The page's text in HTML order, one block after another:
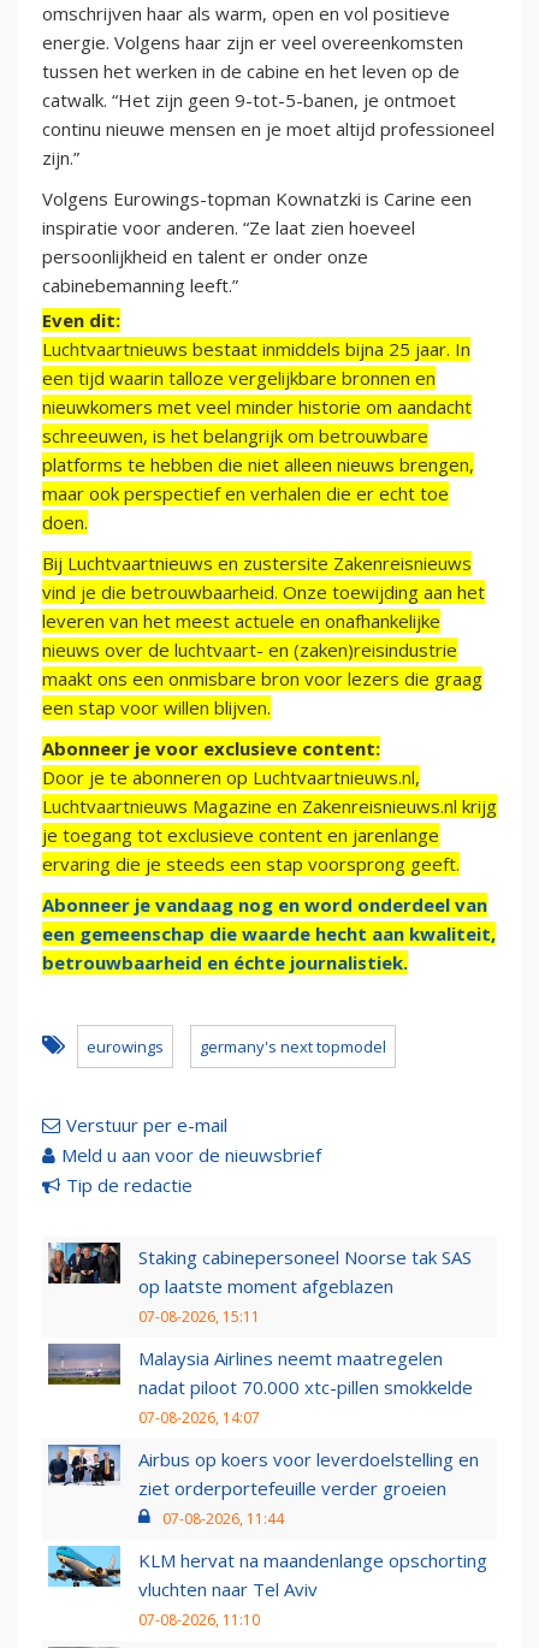
omschrijven haar als warm, open en vol positieve
energie. Volgens haar zijn er veel overeenkomsten
tussen het werken in de cabine en het leven op de
catwalk. “Het zijn geen 9-tot-5-banen, je ontmoet
continu nieuwe mensen en je moet altijd professioneel
zijn.”
Volgens Eurowings-topman Kownatzki is Carine een
inspiratie voor anderen. “Ze laat zien hoeveel
persoonlijkheid en talent er onder onze
cabinebemanning leeft.”
Even dit:
Luchtvaartnieuws bestaat inmiddels bijna 25 jaar. In
een tijd waarin talloze vergelijkbare bronnen en
nieuwkomers met veel minder historie om aandacht
schreeuwen, is het belangrijk om betrouwbare
platforms te hebben die niet alleen nieuws brengen,
maar ook perspectief en verhalen die er echt toe
doen.
Bij Luchtvaartnieuws en zustersite Zakenreisnieuws
vind je die betrouwbaarheid. Onze toewijding aan het
leveren van het meest actuele en onafhankelijke
nieuws over de luchtvaart- en (zaken)reisindustrie
maakt ons een onmisbare bron voor lezers die graag
een stap voor willen blijven.
Abonneer je voor exclusieve content:
Door je te abonneren op Luchtvaartnieuws.nl,
Luchtvaartnieuws Magazine en Zakenreisnieuws.nl krijg
je toegang tot exclusieve content en jarenlange
ervaring die je steeds een stap voorsprong geeft.
Abonneer je vandaag nog en word onderdeel van
een gemeenschap die waarde hecht aan kwaliteit,
betrouwbaarheid en échte journalistiek.
eurowings germany's next topmodel
Verstuur per e-mail
Meld u aan voor de nieuwsbrief
Tip de redactie
Staking cabinepersoneel Noorse tak SAS
op laatste moment afgeblazen
07-08-2026, 15:11
Malaysia Airlines neemt maatregelen
nadat piloot 70.000 xtc-pillen smokkelde
07-08-2026, 14:07
Airbus op koers voor leverdoelstelling en
ziet orderportefeuille verder groeien
07-08-2026, 11:44
KLM hervat na maandenlange opschorting
vluchten naar Tel Aviv
07-08-2026, 11:10